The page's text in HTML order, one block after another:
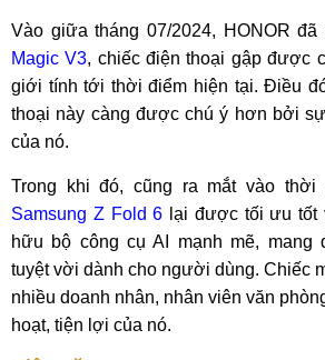
Vào giữa tháng 07/2024, HONOR đã
Magic V3, chiếc điện thoại gập được
giới tính tới thời điểm hiện tại. Điều
thoại này càng được chú ý hơn bởi
của nó.
Trong khi đó, cũng ra mắt vào thời
Samsung Z Fold 6 lại được tối ưu tốt
hữu bộ công cụ AI mạnh mẽ, mang
tuyệt vời dành cho người dùng. Chiếc
nhiều doanh nhân, nhân viên văn
hoạt, tiện lợi của nó.